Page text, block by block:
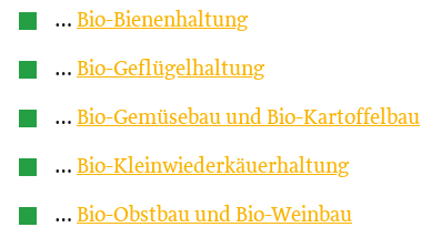
… Bio-Bienenhaltung
… Bio-Geflügelhaltung
… Bio-Gemüsebau und Bio-Kartoffelbau
… Bio-Kleinwiederkäuerhaltung
… Bio-Obstbau und Bio-Weinbau